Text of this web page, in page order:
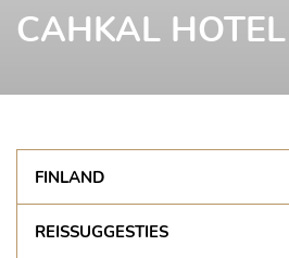
CAHKAL HOTEL
FINLAND
REISSUGGESTIES